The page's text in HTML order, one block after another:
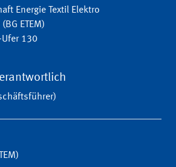
Energie Textil Elektro
ETEM)
Ufer 130